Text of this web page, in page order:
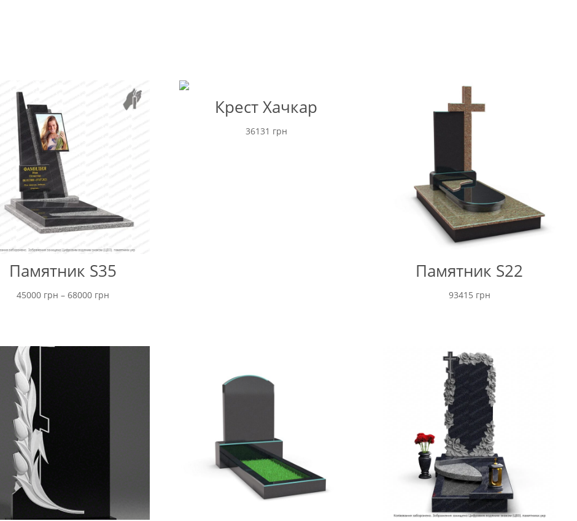
Памятник S35
45000 грн – 68000 грнДиапазон
Крест Хачкар
36131 грн
Памятник S22
93415 грн